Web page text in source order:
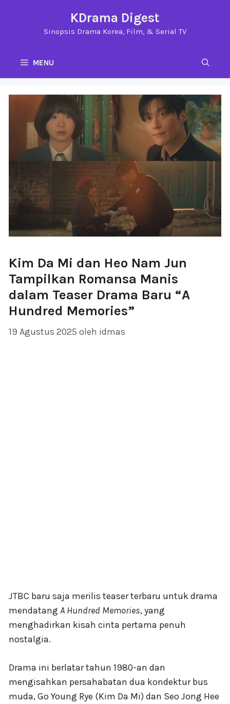
KDrama Digest
Sinopsis Drama Korea, Film, & Serial TV
MENU
Kim Da Mi dan Heo Nam Jun
Tampilkan Romansa Manis
dalam Teaser Drama Baru “A
Hundred Memories”
19 Agustus 2025 oleh idmas
JTBC baru saja merilis teaser terbaru untuk drama
mendatang A Hundred Memories, yang
menghadirkan kisah cinta pertama penuh
nostalgia.
Drama ini berlatar tahun 1980-an dan
mengisahkan persahabatan dua kondektur bus
muda, Go Young Rye (Kim Da Mi) dan Seo Jong Hee